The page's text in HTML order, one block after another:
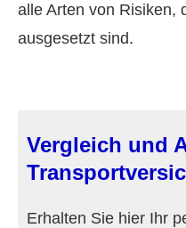
alle Arten von Risiken,
ausgesetzt sind.
Vergleich und
Erhalten Sie hier Ihr